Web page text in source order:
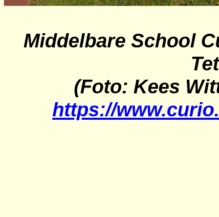
Middelbare School
(Foto: Kees
https://